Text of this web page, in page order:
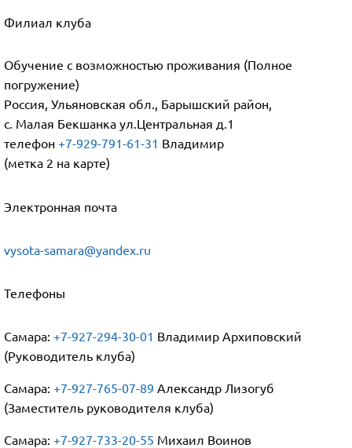
Филиал клуба
Обучение с возможностью проживания (Полное
погружение)
Россия, Ульяновская обл., Барышский район,
с. Малая Бекшанка ул.Центральная д.1
телефон +7-929-791-61-31 Владимир
(метка 2 на карте)
Электронная почта
vysota-samara@yandex.ru
Телефоны
Самара: +7-927-294-30-01 Владимир Архиповский
(Руководитель клуба)
Самара: +7-927-765-07-89 Александр Лизогуб
(Заместитель руководителя клуба)
Самара: +7-927-733-20-55 Михаил Воинов